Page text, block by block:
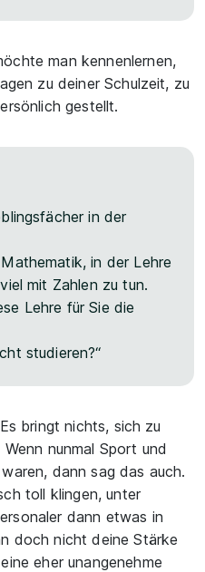
man kennenlernen,
zu deiner Schulzeit, zu
gestellt.
in der
in der Lehre
mit Zahlen zu tun.
Lehre für Sie die
studieren?“
bringt nichts, sich zu
nunmal Sport und
dann sag das auch.
toll klingen, unter
dann etwas in
doch nicht deine Stärke
eher unangenehme